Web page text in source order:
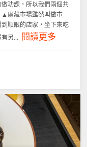
功課，所以我們兩個共
▲廣藏市場雖然叫做市
順眼的店家，坐下來吃
另...
閱讀更多